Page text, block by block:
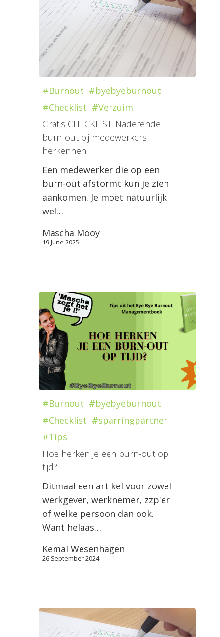
#Burnout #byebyeburnout
#Checklist #Verzuim
Gratis CHECKLIST: Naderende
burn-out bij medewerkers
herkennen
Een medewerker die op een
burn-out afstormt kun je zien
aankomen. Je moet natuurlijk
wel…
Mascha Mooy
19 June 2025
#Burnout #byebyeburnout
#Checklist #sparringpartner
#Tips
Hoe herken je een burn-out op
tijd?
Ditmaal een artikel voor zowel
werkgever, werknemer, zzp'er
of welke persoon dan ook.
Want helaas…
Kemal Wesenhagen
26 September 2024